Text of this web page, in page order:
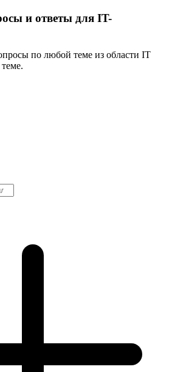
и ответы для IT-
по любой теме из области IT